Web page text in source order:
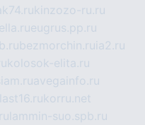
kinzozo-ru.ru
eugrus.pp.ru
bezmorchin.ru ia2.ru
kolosok-elita.ru
avegainfo.ru
korru.net
lammin-suo.spb.ru